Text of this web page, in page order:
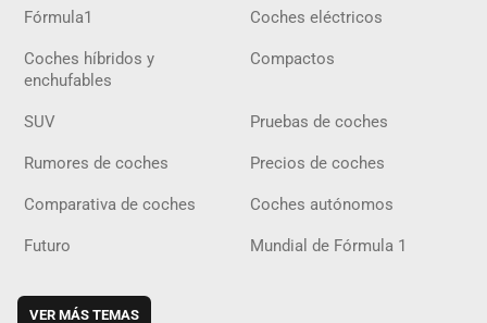
Fórmula1 Coches eléctricos
Coches híbridos y
enchufables
Compactos
SUV Pruebas de coches
Rumores de coches Precios de coches
Comparativa de coches Coches autónomos
Futuro Mundial de Fórmula 1
VER MÁS TEMAS